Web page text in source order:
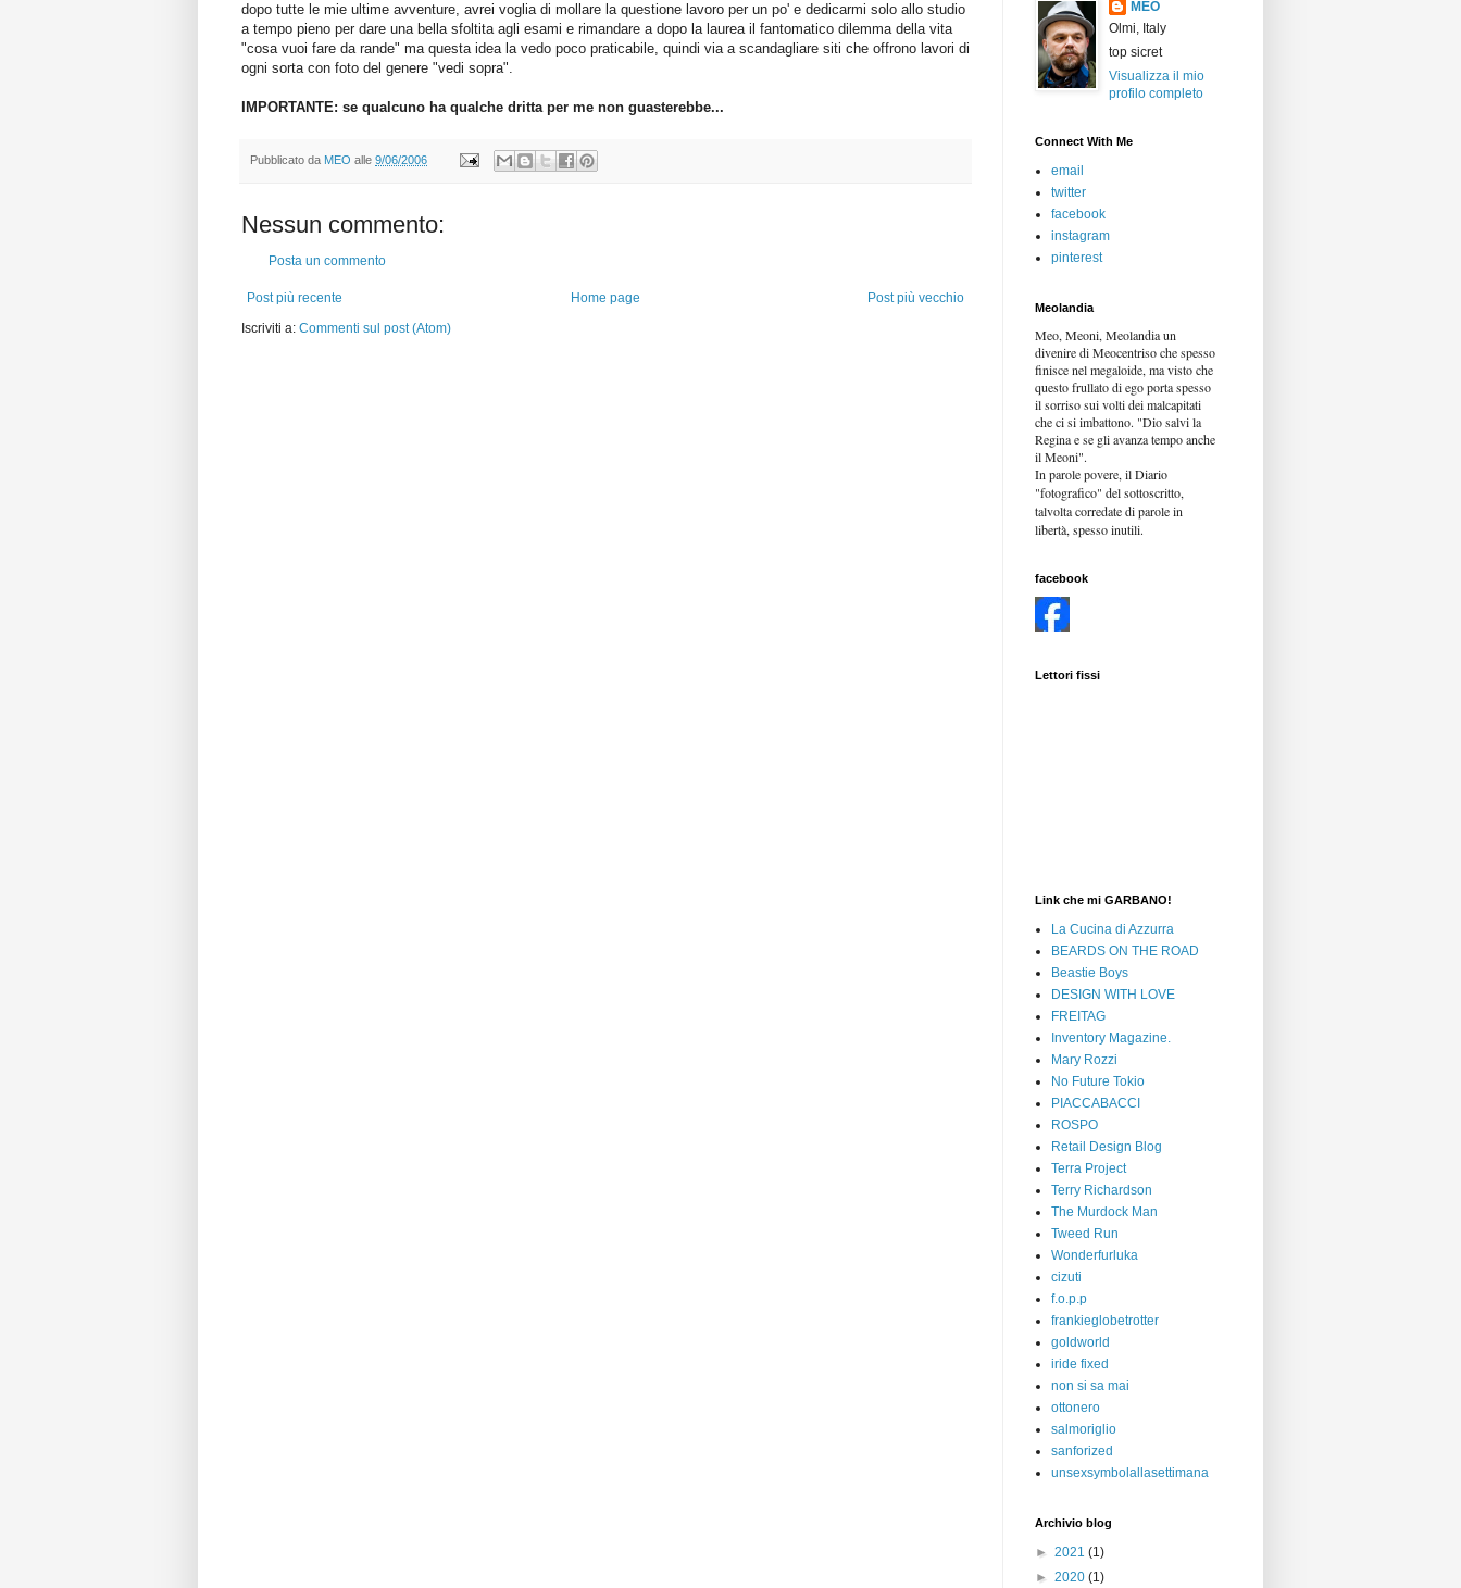
dopo tutte le mie ultime avventure, avrei voglia di mollare la questione lavoro per un po' e dedicarmi solo allo studio
a tempo pieno per dare una bella sfoltita agli esami e rimandare a dopo la laurea il fantomatico dilemma della vita
"cosa vuoi fare da rande" ma questa idea la vedo poco praticabile, quindi via a scandagliare siti che offrono lavori di
ogni sorta con foto del genere "vedi sopra".
IMPORTANTE: se qualcuno ha qualche dritta per me non guasterebbe...
Pubblicato da MEO alle 9/06/2006
Nessun commento:
Posta un commento
Post più recente Post più vecchio
Home page
Iscriviti a: Commenti sul post (Atom)
MEO
Olmi, Italy
top sicret
Visualizza il mio
profilo completo
Connect With Me
email
twitter
facebook
instagram
pinterest
Meolandia
Meo, Meoni, Meolandia un
divenire di Meocentriso che spesso
finisce nel megaloide, ma visto che
questo frullato di ego porta spesso
il sorriso sui volti dei malcapitati
che ci si imbattono. "Dio salvi la
Regina e se gli avanza tempo anche
il Meoni".
In parole povere, il Diario
"fotografico" del sottoscritto,
talvolta corredate di parole in
libertà, spesso inutili.
facebook
Lettori fissi
Link che mi GARBANO!
La Cucina di Azzurra
BEARDS ON THE ROAD
Beastie Boys
DESIGN WITH LOVE
FREITAG
Inventory Magazine.
Mary Rozzi
No Future Tokio
PIACCABACCI
ROSPO
Retail Design Blog
Terra Project
Terry Richardson
The Murdock Man
Tweed Run
Wonderfurluka
cizuti
f.o.p.p
frankieglobetrotter
goldworld
iride fixed
non si sa mai
ottonero
salmoriglio
sanforized
unsexsymbolallasettimana
Archivio blog
► 2021 (1)
► 2020 (1)